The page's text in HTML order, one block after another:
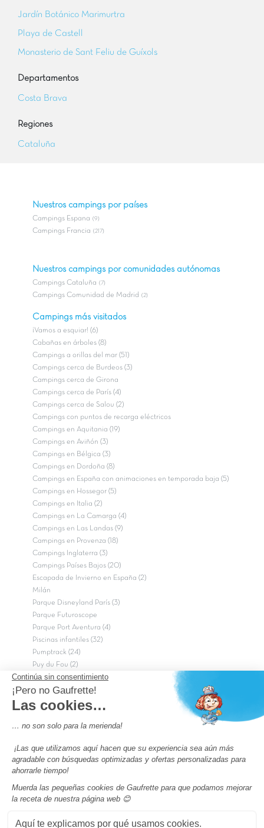
Jardín Botánico Marimurtra
Playa de Castell
Monasterio de Sant Feliu de Guíxols
Departamentos
Costa Brava
Regiones
Cataluña
Nuestros campings por países
Campings Espana (9)
Campings Francia (217)
Nuestros campings por comunidades autónomas
Campings Cataluña (7)
Campings Comunidad de Madrid (2)
Campings más visitados
¡Vamos a esquiar! (6)
Cabañas en árboles (8)
Campings a orillas del mar (51)
Campings cerca de Burdeos (3)
Campings cerca de Girona
Campings cerca de París (4)
Campings cerca de Salou (2)
Campings con puntos de recarga eléctricos
Campings en Aquitania (19)
Campings en Aviñón (3)
Campings en Bélgica (3)
Campings en Dordoña (8)
Campings en España con animaciones en temporada baja (5)
Campings en Hossegor (5)
Campings en Italia (2)
Campings en La Camarga (4)
Campings en Las Landas (9)
Campings en Provenza (18)
Campings Inglaterra (3)
Campings Países Bajos (20)
Escapada de Invierno en España (2)
Milán
Parque Disneyland París (3)
Parque Futuroscope
Parque Port Aventura (4)
Piscinas infantiles (32)
Pumptrack (24)
Puy du Fou (2)
Roma
Semana Santa (17)
tripadvisor Traveler’s Choice 2026 (43)
campings niños Francia
Camping Barcelona
Camping Murcia
Camping Costa Brava
Camping Costa daurada
Preguntas más frecuentes